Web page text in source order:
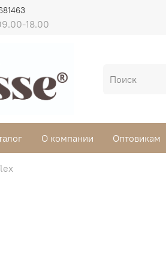
18.00
О компании Оптовикам